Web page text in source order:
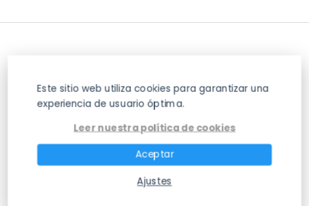
La Mejor Web de Información sobre Huesos
del Cuerpo Humano
Este sitio web utiliza cookies para garantizar una
experiencia de usuario óptima.
Leer nuestra política de cookies
Aceptar
Ajustes